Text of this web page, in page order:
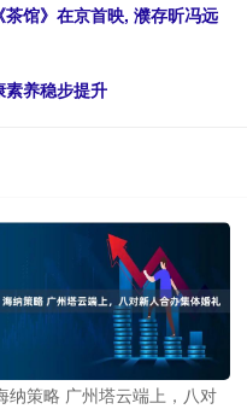
馆》在京首映, 濮存昕冯远
养稳步提升
纳策略 广州塔云端上，八对